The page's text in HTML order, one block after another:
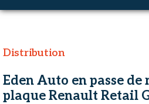
Distribution
Eden Auto en passe de
plaque Renault Retail